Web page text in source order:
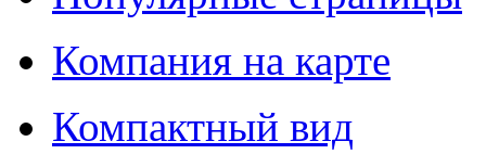
Компания на карте
Компактный вид